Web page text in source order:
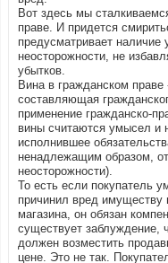
Вот здесь мы
праве. И придется
предусматривает
неосторожности, не
убытков.
Вина в гражданском
составляющая
применение гражданско-
вины считаются умысел и
исполнившее
ненадлежащим образом,
неосторожности).
То есть если покупатель
причинил вред имуществу
магазина, он обязан
существует заблуждение,
должен возместить
цене. Это не так.